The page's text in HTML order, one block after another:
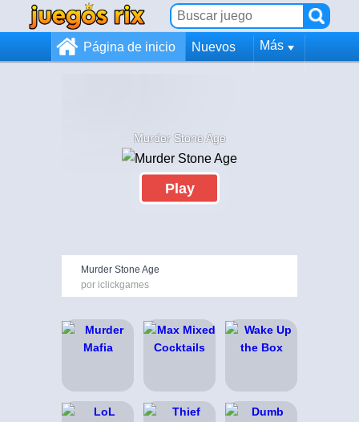
Página de inicio Nuevos Más
Murder Stone Age
Play
Murder Stone Age
por iclickgames